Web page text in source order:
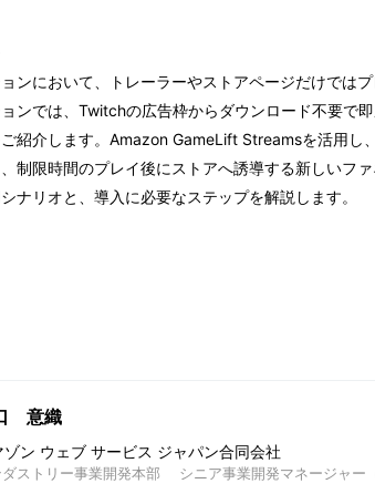
ンにおいて、トレーラーやストアページだけでは
ンでは、Twitchの広告枠からダウンロード不要で
紹介します。Amazon GameLift Streamsを活用
制限時間のプレイ後にストアへ誘導する新しいフ
ナリオと、導入に必要なステップを解説します。
意織
ゾン ウェブ サービス ジャパン合同会社
ダストリー事業開発本部 シニア事業開発マネージャー